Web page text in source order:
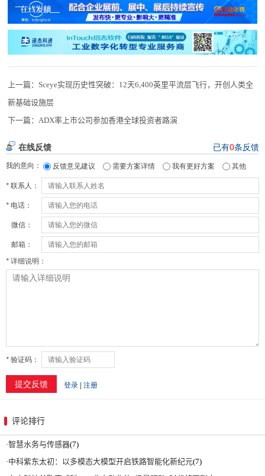
上一篇： Sceye实现历史性突破：12天6,400英里平流层飞行，开创人类全
新基础设施层
下一篇： ADX率上市公司参加香港全球投资者路演
评论排行
·智慧水务与传感器(7)
·中科紫东太初：以多模态大模型开启铁路智能化新纪元(7)